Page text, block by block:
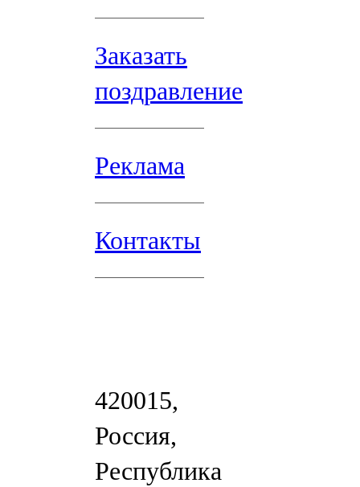
Заказать
поздравление
Реклама
Контакты
420015,
Россия,
Республика